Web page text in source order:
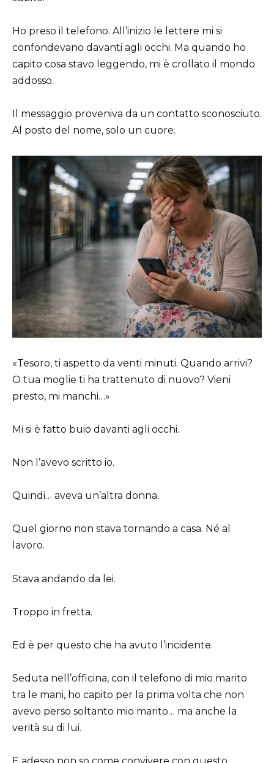
Ho preso il telefono. All’inizio le lettere mi si
confondevano davanti agli occhi. Ma quando ho
capito cosa stavo leggendo, mi è crollato il mondo
addosso.
Il messaggio proveniva da un contatto sconosciuto.
Al posto del nome, solo un cuore.
«Tesoro, ti aspetto da venti minuti. Quando arrivi?
O tua moglie ti ha trattenuto di nuovo? Vieni
presto, mi manchi…»
Mi si è fatto buio davanti agli occhi.
Non l’avevo scritto io.
Quindi… aveva un’altra donna.
Quel giorno non stava tornando a casa. Né al
lavoro.
Stava andando da lei.
Troppo in fretta.
Ed è per questo che ha avuto l’incidente.
Seduta nell’officina, con il telefono di mio marito
tra le mani, ho capito per la prima volta che non
avevo perso soltanto mio marito… ma anche la
verità su di lui.